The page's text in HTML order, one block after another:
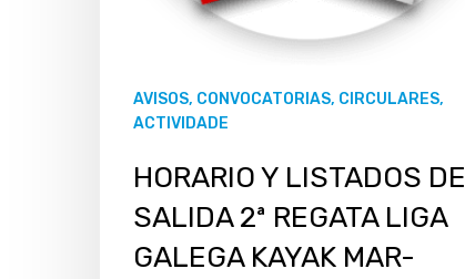
AVISOS, CONVOCATORIAS, CIRCULARES,
ACTIVIDADE
HORARIO Y LISTADOS DE
SALIDA 2ª REGATA LIGA
GALEGA KAYAK MAR-